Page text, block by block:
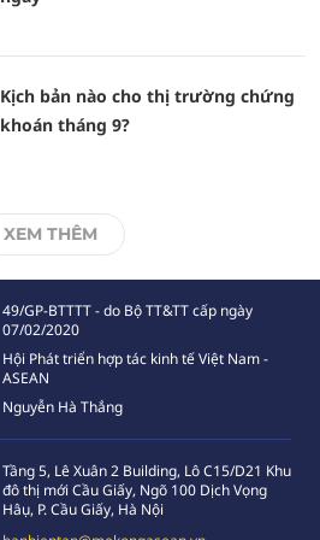
Kịch bản nào cho thị trường chứng
khoán tháng 9?
XEM THÊM
49/GP-BTTTT - do Bộ TT&TT cấp ngày
07/02/2020
Hội Phát triển hợp tác kinh tế Việt Nam -
ASEAN
Nguyễn Hà Thắng
Tầng 5, Lê Xuân 2 Building, Lô C15/D21 Khu
đô thị mới Cầu Giấy, Ngõ 100 Dịch Vọng
Hâụ, P. Cầu Giấy, Hà Nội